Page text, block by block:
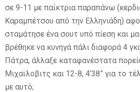
σε 9-11 με παίκτρια παραπάνω
Καραμπέτσου από την Ελληνιάδη)
σταμάτησε ένα σουτ υπό πίεση και
βρέθηκε να κυνηγά πάλι διαφορά 4
Πάτρα, άλλαξε καταφανέστατα
Μιχαϊλοβιτς και 12-8, 4’38” για το
με αυτό;